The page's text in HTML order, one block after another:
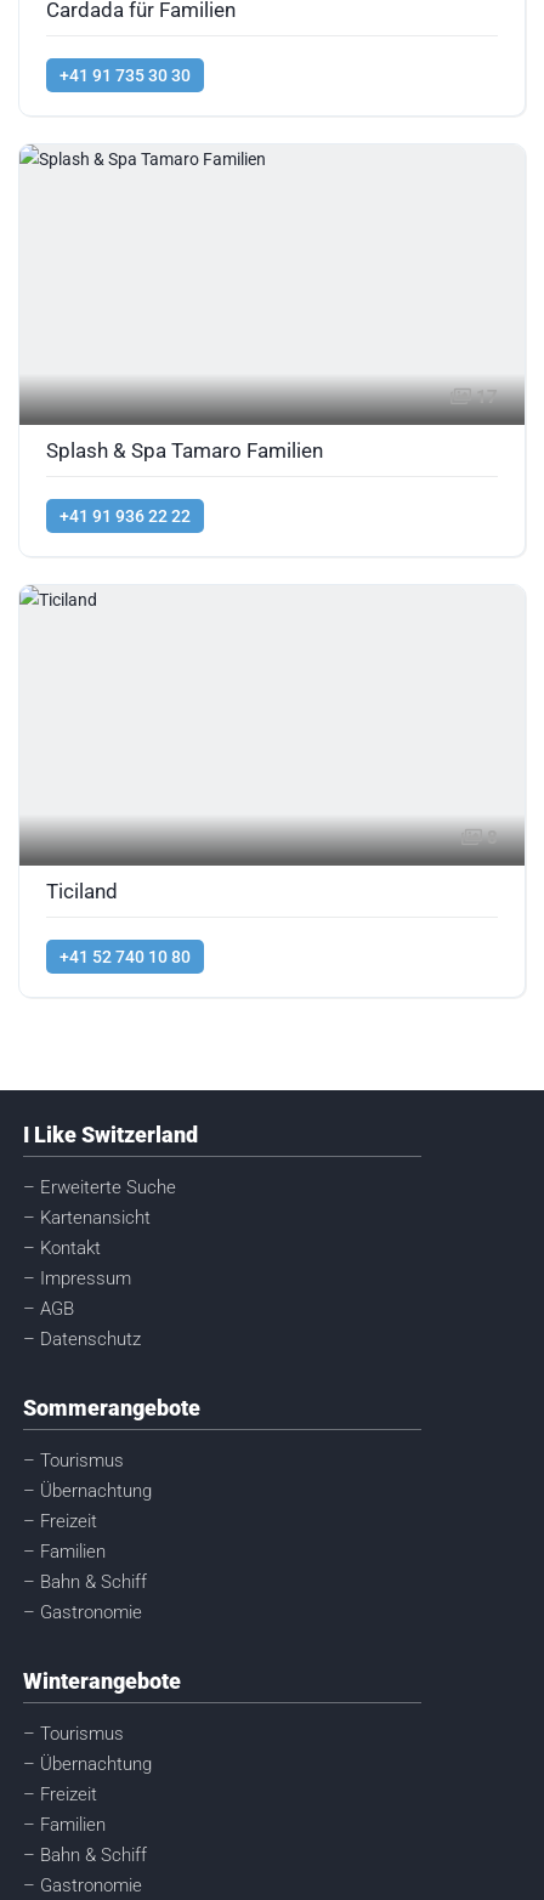
Cardada für Familien
+41 91 735 30 30
17
Splash & Spa Tamaro Familien
+41 91 936 22 22
8
Ticiland
+41 52 740 10 80
I Like Switzerland
– Erweiterte Suche
– Kartenansicht
– Kontakt
– Impressum
– AGB
– Datenschutz
Sommerangebote
– Tourismus
– Übernachtung
– Freizeit
– Familien
– Bahn & Schiff
– Gastronomie
Winterangebote
– Tourismus
– Übernachtung
– Freizeit
– Familien
– Bahn & Schiff
– Gastronomie